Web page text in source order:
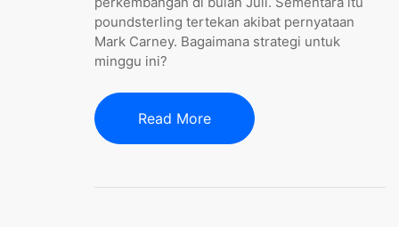
poundsterling tertekan akibat pernyataan
Mark Carney. Bagaimana strategi untuk
minggu ini?
Read More